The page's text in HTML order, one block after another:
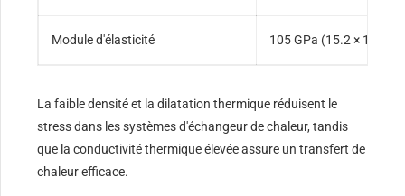
Module d'élasticité 105 GPa (15.2 × 10⁶
La faible densité et la dilatation thermique réduisent le
stress dans les systèmes d'échangeur de chaleur, tandis
que la conductivité thermique élevée assure un transfert de
chaleur efficace.